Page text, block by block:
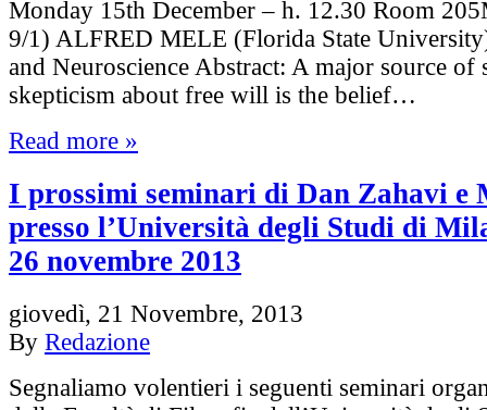
Monday 15th December – h. 12.30 Room
9/1) ALFRED MELE (Florida State
and Neuroscience Abstract: A major source of
skepticism about free will is the belief…
Read more »
I prossimi seminari di Dan Zahavi e
presso l’Università degli Studi di
26 novembre 2013
giovedì, 21 Novembre, 2013
By Redazione
Segnaliamo volentieri i seguenti seminari